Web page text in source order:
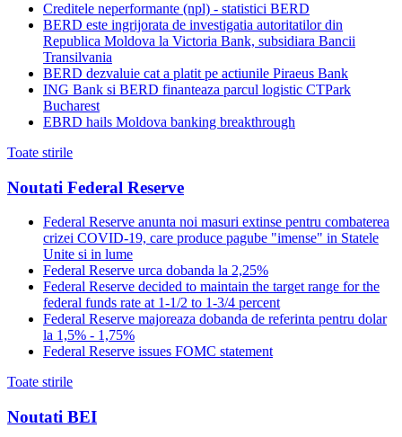
Creditele neperformante (npl) - statistici BERD
BERD este ingrijorata de investigatia autoritatilor din
Republica Moldova la Victoria Bank, subsidiara Bancii
Transilvania
BERD dezvaluie cat a platit pe actiunile Piraeus Bank
ING Bank si BERD finanteaza parcul logistic CTPark
Bucharest
EBRD hails Moldova banking breakthrough
Toate stirile
Noutati Federal Reserve
Federal Reserve anunta noi masuri extinse pentru combaterea
crizei COVID-19, care produce pagube "imense" in Statele
Unite si in lume
Federal Reserve urca dobanda la 2,25%
Federal Reserve decided to maintain the target range for the
federal funds rate at 1-1/2 to 1-3/4 percent
Federal Reserve majoreaza dobanda de referinta pentru dolar
la 1,5% - 1,75%
Federal Reserve issues FOMC statement
Toate stirile
Noutati BEI